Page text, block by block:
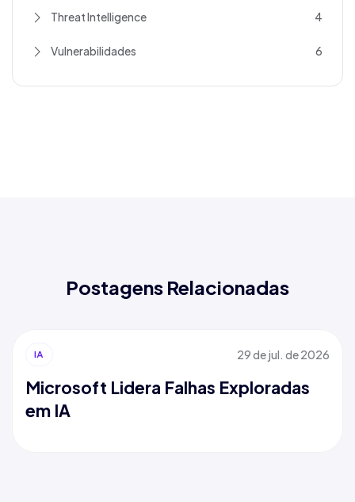
Threat Intelligence 4
Vulnerabilidades 6
Postagens Relacionadas
IA 29 de jul. de 2026
Microsoft Lidera Falhas Exploradas
em IA